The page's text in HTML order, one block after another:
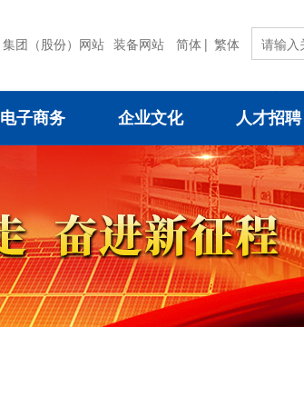
简体 | 繁体
装备网站
集团（股份）网站
电子商务 企业文化 人才招聘